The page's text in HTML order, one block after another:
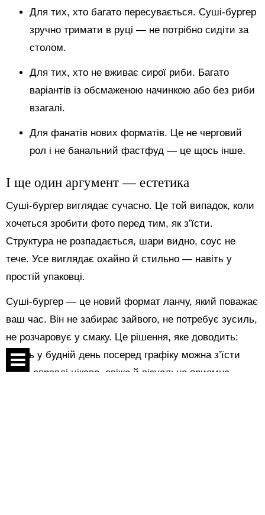
Для тих, хто багато пересувається. Суші-бургер
зручно тримати в руці — не потрібно сидіти за
столом.
Для тих, хто не вживає сирої риби. Багато
варіантів із обсмаженою начинкою або без риби
взагалі.
Для фанатів нових форматів. Це не черговий
рол і не банальний фастфуд — це щось інше.
І ще один аргумент — естетика
Суші-бургер виглядає сучасно. Це той випадок, коли
хочеться зробити фото перед тим, як з’їсти.
Структура не розпадається, шари видно, соус не
тече. Усе виглядає охайно й стильно — навіть у
простій упаковці.
Суші-бургер — це новий формат ланчу, який поважає
ваш час. Він не забирає зайвого, не потребує зусиль,
не розчаровує у смаку. Це рішення, яке доводить:
навіть у будній день посеред графіку можна з’їсти
щось справді цікаве, свіже й візуально приємне.